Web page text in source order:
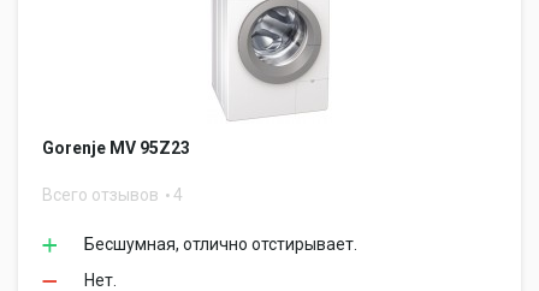
Gorenje MV 95Z23
Всего отзывов 4
Бесшумная, отлично отстирывает.
Нет.